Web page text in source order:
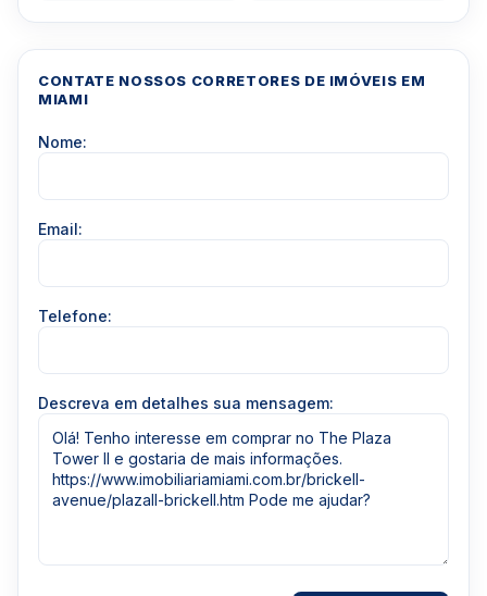
CONTATE NOSSOS CORRETORES DE IMÓVEIS EM
MIAMI
Nome:
Email:
Telefone:
Descreva em detalhes sua mensagem: